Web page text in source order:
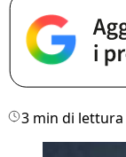
3 min di lettura